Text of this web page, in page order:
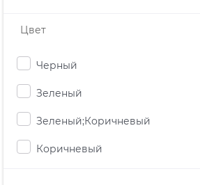
Цвет
Черный
Зеленый
Зеленый;Коричневый
Коричневый